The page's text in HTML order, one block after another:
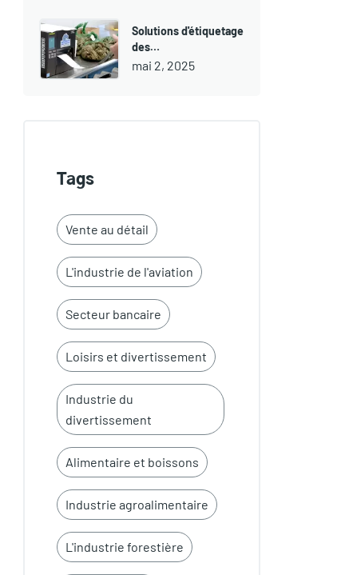
Solutions d'étiquetage
des…
mai 2, 2025
Tags
Vente au détail
L'industrie de l'aviation
Secteur bancaire
Loisirs et divertissement
Industrie du
divertissement
Alimentaire et boissons
Industrie agroalimentaire
L'industrie forestière